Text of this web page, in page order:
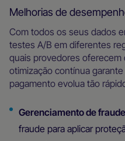
Melhorias de
Com todos os seus dados
testes A/B em diferentes
quais provedores
otimização contínua
pagamento evolua tão
Gerenciamento de
fraude para aplicar